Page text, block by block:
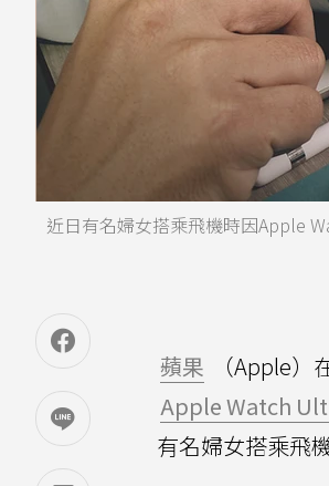
近日有名婦女搭乘飛機時因Apple
蘋果 （Apple）
Apple Watch
有名婦女搭乘飛